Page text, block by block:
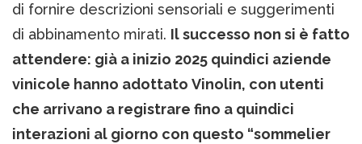
di fornire descrizioni sensoriali e suggerimenti
di abbinamento mirati. Il successo non si è fatto
attendere: già a inizio 2025 quindici aziende
vinicole hanno adottato Vinolin, con utenti
che arrivano a registrare fino a quindici
interazioni al giorno con questo “sommelier